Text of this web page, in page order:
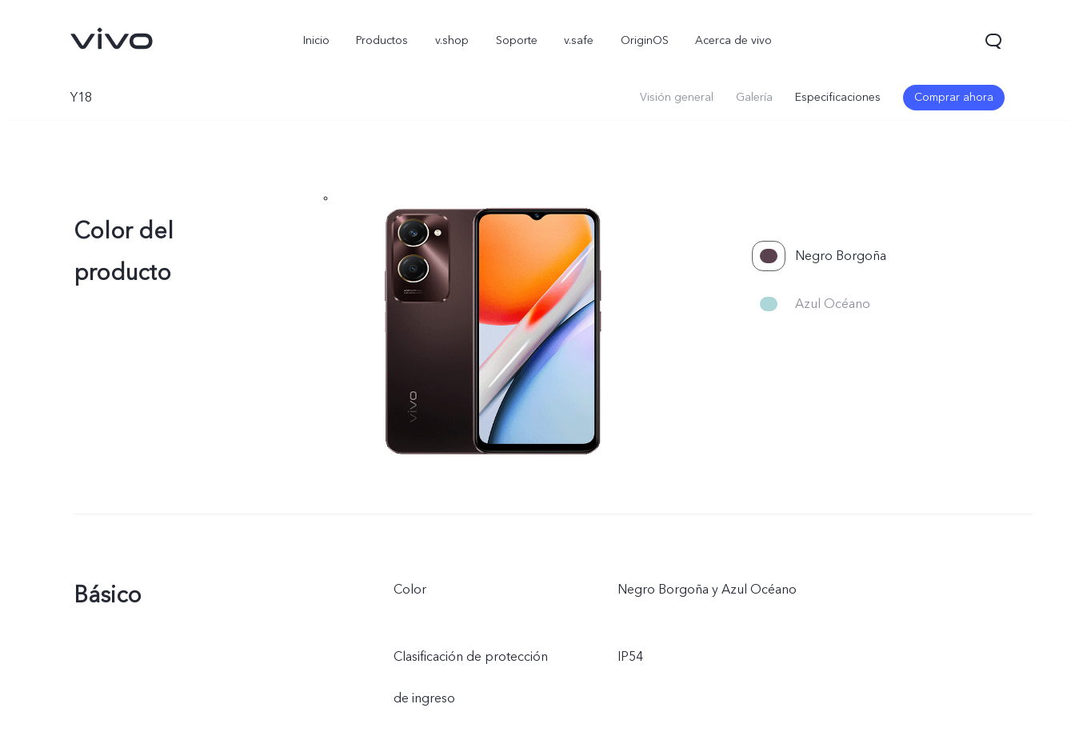
Inicio Productos v.shop Soporte v.safe OriginOS Acerca de vivo
X300 Pro nuevo V70 FE Y05 nuevo nuevo
Y18 Visión general Galería Especificaciones Comprar ahora
Color del
producto
Negro Borgoña
Azul Océano
Básico Color Negro Borgoña y Azul Océano
Clasificación de protección
de ingreso
IP54